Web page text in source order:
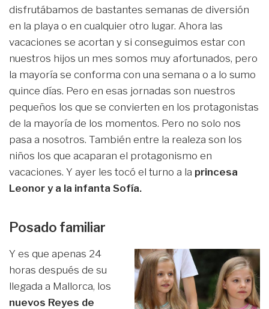
disfrutábamos de bastantes semanas de diversión
en la playa o en cualquier otro lugar. Ahora las
vacaciones se acortan y si conseguimos estar con
nuestros hijos un mes somos muy afortunados, pero
la mayoría se conforma con una semana o a lo sumo
quince días. Pero en esas jornadas son nuestros
pequeños los que se convierten en los protagonistas
de la mayoría de los momentos. Pero no solo nos
pasa a nosotros. También entre la realeza son los
niños los que acaparan el protagonismo en
vacaciones. Y ayer les tocó el turno a la princesa
Leonor y a la infanta Sofía.
Posado familiar
Y es que apenas 24
horas después de su
llegada a Mallorca, los
nuevos Reyes de